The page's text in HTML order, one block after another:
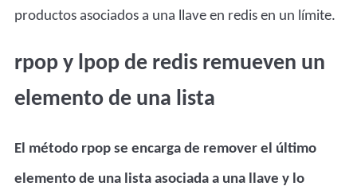
productos asociados a una llave en redis en un límite.
rpop y lpop de redis remueven un
elemento de una lista
El método rpop se encarga de remover el último
elemento de una lista asociada a una llave y lo